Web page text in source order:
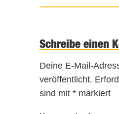
Schreibe einen
Deine E-Mail-
veröffentlicht.
sind mit *markiert